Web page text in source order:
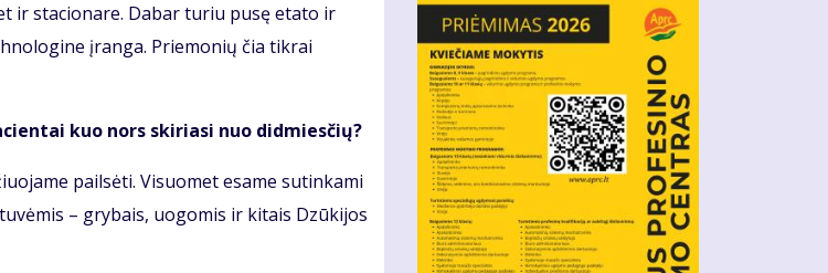
ir stacionare. Dabar turiu pusę etato ir
įranga. Priemonių čia tikrai
kuo nors skiriasi nuo didmiesčių?
pailsėti. Visuomet esame sutinkami
– grybais, uogomis ir kitais Dzūkijos